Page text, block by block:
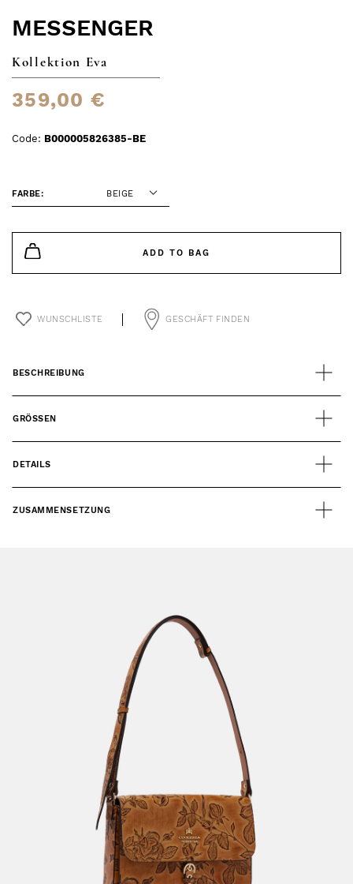
MESSENGER
Kollektion Eva
359,00 €
Code: B000005826385-BE
FARBE: BEIGE
ADD TO BAG
WUNSCHLISTE GESCHÄFT FINDEN
BESCHREIBUNG
GRÖSSEN
DETAILS
ZUSAMMENSETZUNG